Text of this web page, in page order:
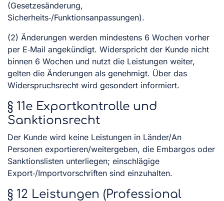
(Gesetzesänderung,
Sicherheits‑/Funktionsanpassungen).
(2) Änderungen werden mindestens 6 Wochen vorher
per E‑Mail angekündigt. Widerspricht der Kunde nicht
binnen 6 Wochen und nutzt die Leistungen weiter,
gelten die Änderungen als genehmigt. Über das
Widerspruchsrecht wird gesondert informiert.
§ 11e Exportkontrolle und
Sanktionsrecht
Der Kunde wird keine Leistungen in Länder/An
Personen exportieren/weitergeben, die Embargos oder
Sanktionslisten unterliegen; einschlägige
Export‑/Importvorschriften sind einzuhalten.
§ 12 Leistungen (Professional